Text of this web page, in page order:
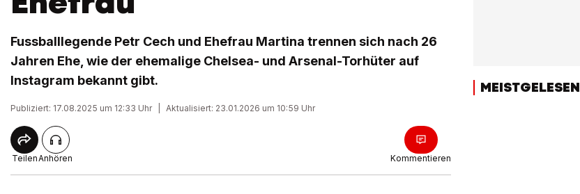
Fussballlegende Petr Cech und Ehefrau Martina trennen sich nach 26
Jahren Ehe, wie der ehemalige Chelsea- und Arsenal-Torhüter auf
Instagram bekannt gibt.
Publiziert: 17.08.2025 um 12:33 Uhr Aktualisiert: 23.01.2026 um 10:59 Uhr
TeilenAnhören Kommentieren
MEISTGELESEN